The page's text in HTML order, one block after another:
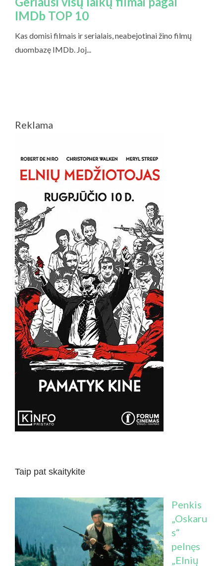
Reklama
Taip pat skaitykite
Penkis
„Oskaru
s“
pelnęs
„Elnių